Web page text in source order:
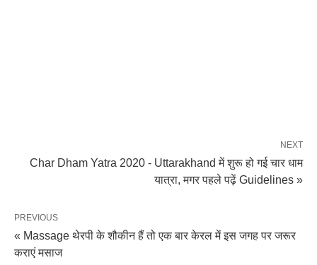
NEXT
Char Dham Yatra 2020 - Uttarakhand में शुरू हो गई चार धाम
यात्रा, मगर पहले पढ़ें Guidelines »
PREVIOUS
« Massage थेरपी के शौकीन हैं तो एक बार केरल में इस जगह पर जरूर
कराएं मसाज